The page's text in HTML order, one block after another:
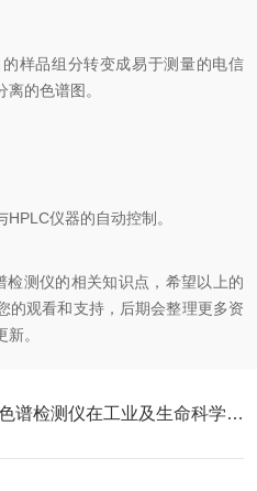
品组分转变成易于测量的电信
的色谱图。
仪器的自动控制。
测仪的相关知识点，希望以上的
的观看和支持，后期会整理更多资
。
HPLC高效液相色谱检测仪在工业及生命科学领域的应用